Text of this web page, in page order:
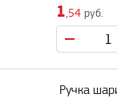
1,54 руб.
Ручка